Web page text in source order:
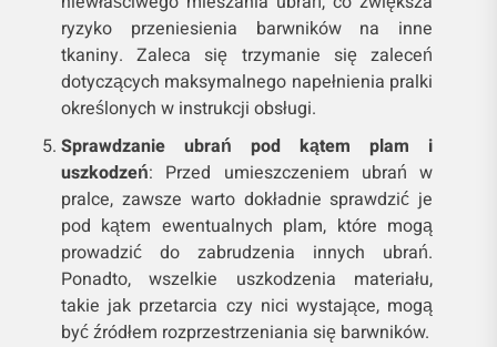
ryzyko przeniesienia barwników na inne
tkaniny. Zaleca się trzymanie się zaleceń
dotyczących maksymalnego napełnienia pralki
określonych w instrukcji obsługi.
Sprawdzanie ubrań pod kątem plam i
uszkodzeń: Przed umieszczeniem ubrań w
pralce, zawsze warto dokładnie sprawdzić je
pod kątem ewentualnych plam, które mogą
prowadzić do zabrudzenia innych ubrań.
Ponadto, wszelkie uszkodzenia materiału,
takie jak przetarcia czy nici wystające, mogą
być źródłem rozprzestrzeniania się barwników.